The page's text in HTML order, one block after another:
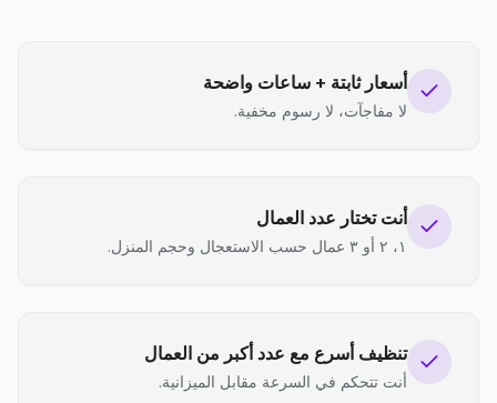
أسعار ثابتة + ساعات واضحة
لا مفاجآت، لا رسوم مخفية.
أنت تختار عدد العمال
١، ٢ أو ٣ عمال حسب الاستعجال وحجم المنزل.
تنظيف أسرع مع عدد أكبر من العمال
أنت تتحكم في السرعة مقابل الميزانية.